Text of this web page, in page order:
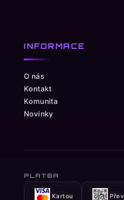
INFORMACE
O nás
Kontakt
Komunita
Novinky
PLATBA
Kartou